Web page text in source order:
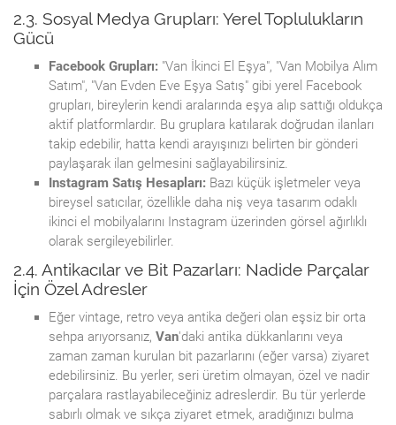
2.3. Sosyal Medya Grupları: Yerel Toplulukların
Gücü
Facebook Grupları: "Van İkinci El Eşya", "Van Mobilya Alım
Satım", "Van Evden Eve Eşya Satış" gibi yerel Facebook
grupları, bireylerin kendi aralarında eşya alıp sattığı oldukça
aktif platformlardır. Bu gruplara katılarak doğrudan ilanları
takip edebilir, hatta kendi arayışınızı belirten bir gönderi
paylaşarak ilan gelmesini sağlayabilirsiniz.
Instagram Satış Hesapları: Bazı küçük işletmeler veya
bireysel satıcılar, özellikle daha niş veya tasarım odaklı
ikinci el mobilyalarını Instagram üzerinden görsel ağırlıklı
olarak sergileyebilirler.
2.4. Antikacılar ve Bit Pazarları: Nadide Parçalar
İçin Özel Adresler
Eğer vintage, retro veya antika değeri olan eşsiz bir orta
sehpa arıyorsanız, Van'daki antika dükkanlarını veya
zaman zaman kurulan bit pazarlarını (eğer varsa) ziyaret
edebilirsiniz. Bu yerler, seri üretim olmayan, özel ve nadir
parçalara rastlayabileceğiniz adreslerdir. Bu tür yerlerde
sabırlı olmak ve sıkça ziyaret etmek, aradığınızı bulma